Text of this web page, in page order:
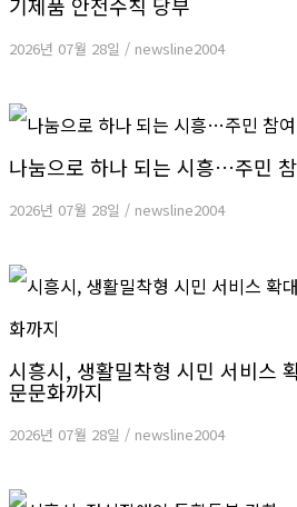
2026년 07월 28일 / newsline2004
나눔으로 하나 되는 시흥…주민
2026년 07월 28일 / newsline2004
시흥시, 생활밀착형 시민 서비스
문문화까지
2026년 07월 28일 / newsline2004